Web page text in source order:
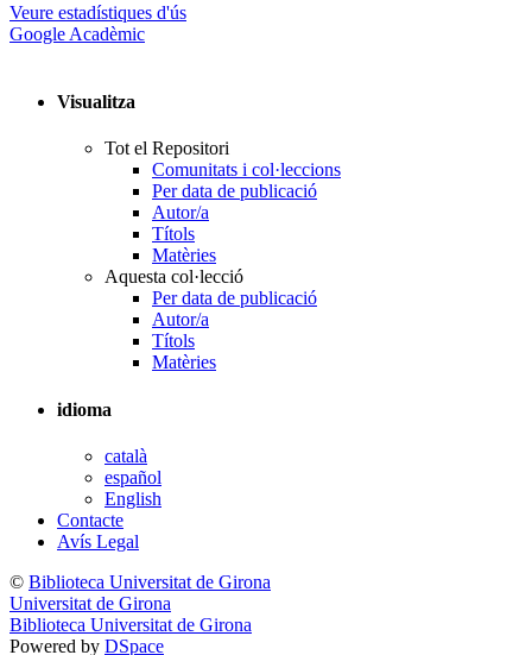
Veure estadístiques d'ús
Google Acadèmic
Visualitza
Tot el Repositori
Comunitats i col·leccions
Per data de publicació
Autor/a
Títols
Matèries
Aquesta col·lecció
Per data de publicació
Autor/a
Títols
Matèries
idioma
català
español
English
Contacte
Avís Legal
© Biblioteca Universitat de Girona
Universitat de Girona
Biblioteca Universitat de Girona
Powered by DSpace